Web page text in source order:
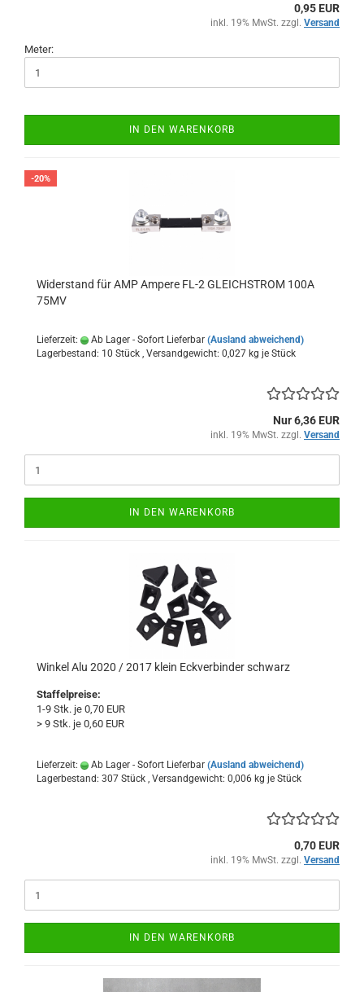
0,95 EUR
inkl. 19% MwSt. zzgl. Versand
Meter:
IN DEN WARENKORB
-20%
Widerstand für AMP Ampere FL-2 GLEICHSTROM 100A
75MV
Lieferzeit: Ab Lager - Sofort Lieferbar (Ausland abweichend)
Lagerbestand: 10 Stück , Versandgewicht: 0,027 kg je Stück
Nur 6,36 EUR
inkl. 19% MwSt. zzgl. Versand
IN DEN WARENKORB
Winkel Alu 2020 / 2017 klein Eckverbinder schwarz
Staffelpreise:
1-9 Stk. je 0,70 EUR
> 9 Stk. je 0,60 EUR
Lieferzeit: Ab Lager - Sofort Lieferbar (Ausland abweichend)
Lagerbestand: 307 Stück , Versandgewicht: 0,006 kg je Stück
0,70 EUR
inkl. 19% MwSt. zzgl. Versand
IN DEN WARENKORB